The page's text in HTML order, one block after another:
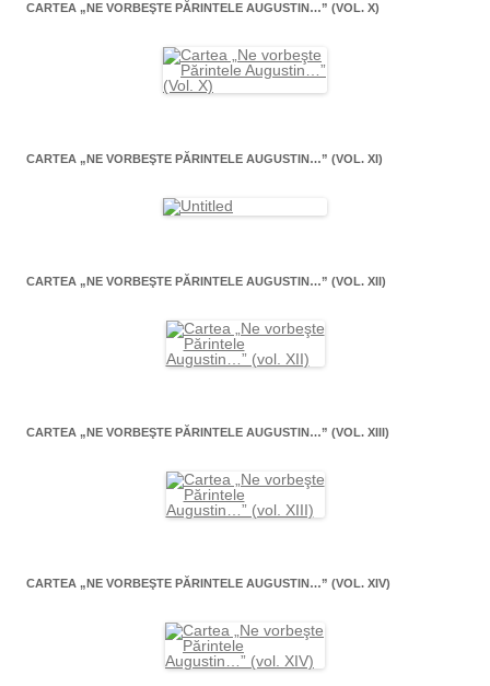
CARTEA „NE VORBEŞTE PĂRINTELE AUGUSTIN…” (VOL. X)
CARTEA „NE VORBEŞTE PĂRINTELE AUGUSTIN…” (VOL. XI)
CARTEA „NE VORBEŞTE PĂRINTELE AUGUSTIN…” (VOL. XII)
CARTEA „NE VORBEŞTE PĂRINTELE AUGUSTIN…” (VOL. XIII)
CARTEA „NE VORBEŞTE PĂRINTELE AUGUSTIN…” (VOL. XIV)